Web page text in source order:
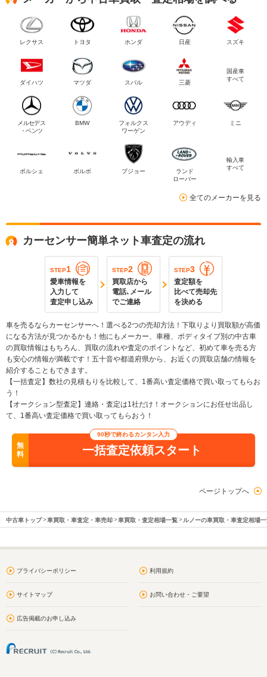
レクサス トヨタ ホンダ 日産 スズキ
ダイハツ マツダ スバル 三菱
国産車
すべて
メルセデス
・ベンツ
BMW
フォルクス
ワーゲン
アウディ ミニ
ポルシェ ボルボ プジョー
ランド
ローバー
輸入車
すべて
全てのメーカーを見る
カーセンサー簡単ネット車査定の流れ
STEP1
愛車情報を
入力して
査定申し込み
STEP2
買取店から
電話､メール
でご連絡
STEP3
査定額を
比べて売却先
を決める
車を売るならカーセンサーへ！選べる2つの売却方法！下取りより買取額が高価
になる方法が見つかるかも！他にもメーカー、車種、ボディタイプ別の中古車
の買取情報はもちろん、買取の流れや査定のポイントなど、初めて車を売る方
も安心の情報が満載です！五十音や都道府県から、お近くの買取店舗の情報を
紹介することもできます。
【一括査定】数社の見積もりを比較して、1番高い査定価格で買い取ってもらお
う！
【オークション型査定】連絡・査定は1社だけ！オークションにお任せ出品し
て、1番高い査定価格で買い取ってもらおう！
無
料
90秒で終わるカンタン入力
一括査定依頼スタート
ページトップへ
中古車トップ 車買取・車査定・車売却 車買取・査定相場一覧 ルノーの車買取・車査定相場
プライバシーポリシー 利用規約
サイトマップ お問い合わせ・ご要望
広告掲載のお申し込み